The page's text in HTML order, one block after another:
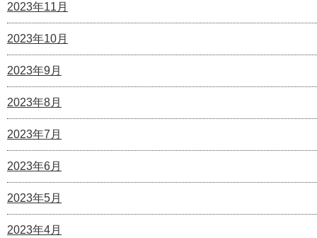
2023年11月
2023年10月
2023年9月
2023年8月
2023年7月
2023年6月
2023年5月
2023年4月